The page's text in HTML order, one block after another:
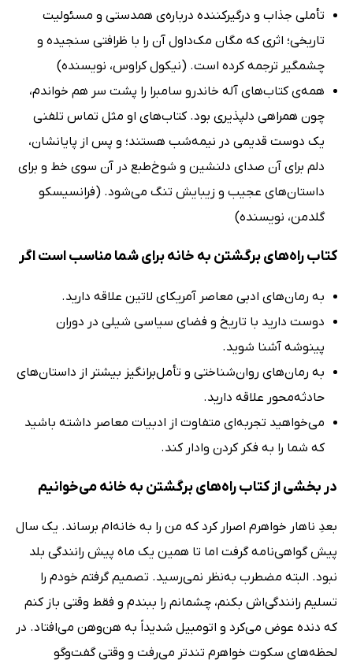
تأملی جذاب و درگیرکننده درباره‌ی همدستی و مسئولیت
تاریخی؛ اثری که مگان مک‌داول آن را با ظرافتی سنجیده و
چشمگیر ترجمه کرده است. (نیکول کراوس، نویسنده)
همه‌ی کتاب‌های آله خاندرو سامبرا را پشت سر هم خواندم،
چون همراهی دلپذیری بود. کتاب‌های او مثل تماس تلفنی
یک دوست قدیمی در نیمه‌شب هستند؛ و پس از پایانشان،
دلم برای آن صدای دلنشین و شوخ‌طبع در آن سوی خط و برای
داستان‌های عجیب و زیبایش تنگ می‌شود. (فرانسیسکو
گلدمن، نویسنده)
کتاب راه‌های برگشتن به خانه برای شما مناسب است اگر
به رمان‌های ادبی معاصر آمریکای لاتین علاقه دارید.
دوست دارید با تاریخ و فضای سیاسی شیلی در دوران
پینوشه آشنا شوید.
به رمان‌های روان‌شناختی و تأمل‌برانگیز بیشتر از داستان‌های
حادثه‌محور علاقه دارید.
می‌خواهید تجربه‌ای متفاوت از ادبیات معاصر داشته باشید
که شما را به فکر کردن وادار کند.
در بخشی از کتاب راه‌های برگشتن به خانه می‌خوانیم
بعدِ ناهار خواهرم اصرار کرد که من را به خانه‌ام برساند. یک سال
پیش گواهی‌نامه گرفت اما تا همین یک ماه پیش رانندگی بلد
نبود. البته مضطرب به‌نظر نمی‌رسید. تصمیم گرفتم خودم را
تسلیم رانندگی‌اش بکنم، چشمانم را ببندم و فقط وقتی باز کنم
که دنده عوض می‌کرد و اتومبیل شدیداً به هن‌وهن می‌افتاد. در
لحظه‌های سکوت خواهرم تندتر می‌رفت و وقتی گفت‌وگو